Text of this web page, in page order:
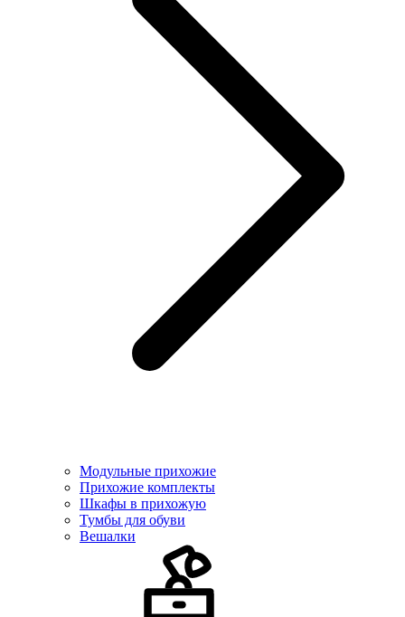
Модульные прихожие
Прихожие комплекты
Шкафы в прихожую
Тумбы для обуви
Вешалки